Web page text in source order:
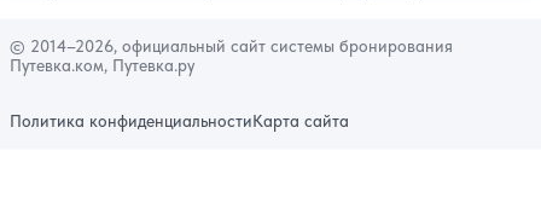
© 2014–2026, официальный сайт системы бронирования
Путевка.ком, Путевка.ру
Политика конфиденциальностиКарта сайта